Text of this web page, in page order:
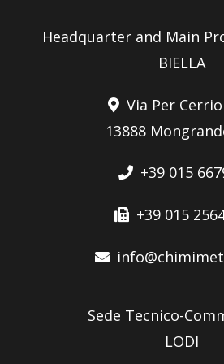
Headquarter and Main
BIELLA
Via Per
13888
+39 015
+39 015
Sede Tecnico-
LODI